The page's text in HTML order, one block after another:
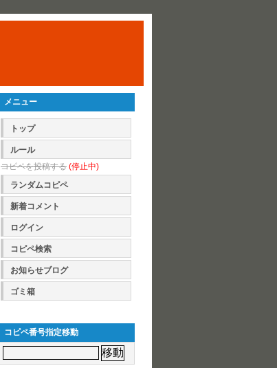
メニュー
トップ
ルール
コピペを投稿する (停止中)
ランダムコピペ
新着コメント
ログイン
コピペ検索
お知らせブログ
ゴミ箱
コピペ番号指定移動